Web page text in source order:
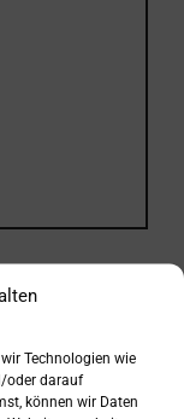
Technologien wie
oder darauf
können wir Daten